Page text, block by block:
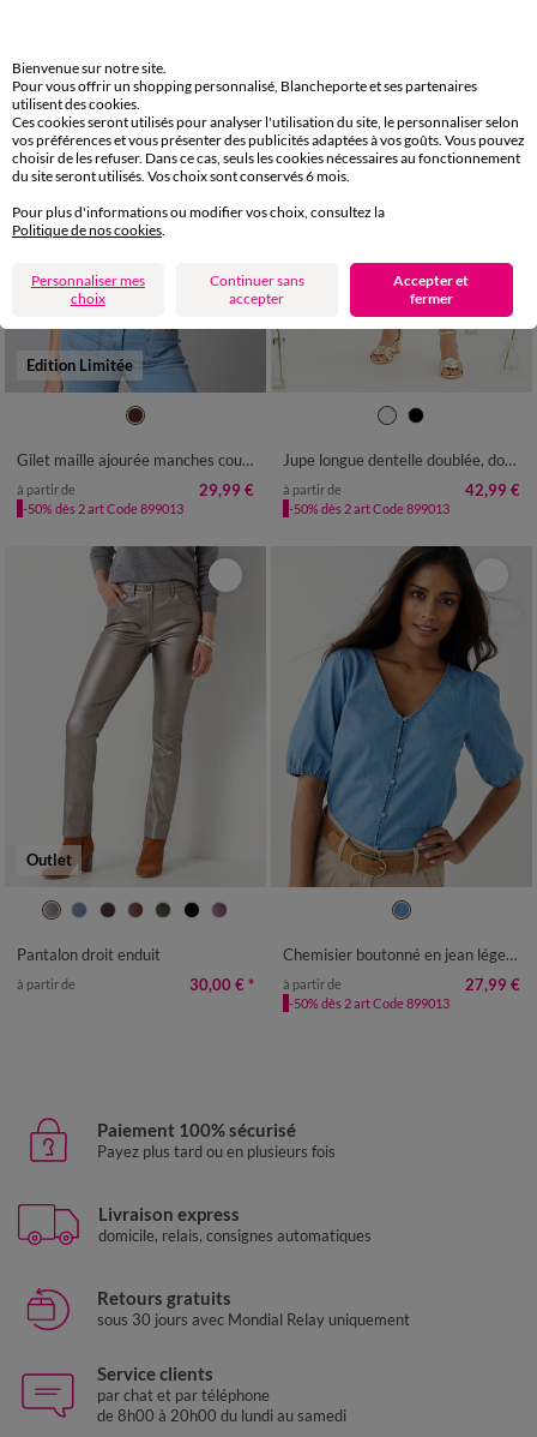
Edition Limitée
38/40 42/44
Gilet maille ajourée manches coude
à partir de 29,99 €
-50% dès 2 art Code 899013
40 42 44
Jupe longue dentelle doublée, dos fendu
à partir de 42,99 €
-50% dès 2 art Code 899013
Outlet
36 38 40 42 44 46
48
Pantalon droit enduit
à partir de 30,00 € *
42
Chemisier boutonné en jean léger, manches coudes
à partir de 27,99 €
-50% dès 2 art Code 899013
Paiement 100% sécurisé
Payez plus tard ou en plusieurs fois
Livraison express
domicile, relais, consignes automatiques
Retours gratuits
sous 30 jours avec Mondial Relay uniquement
Service clients
par chat et par téléphone
de 8h00 à 20h00 du lundi au samedi
Bienvenue sur notre site.
Pour vous offrir un shopping personnalisé, Blancheporte et ses partenaires
utilisent des cookies.
Ces cookies seront utilisés pour analyser l'utilisation du site, le personnaliser selon
vos préférences et vous présenter des publicités adaptées à vos goûts. Vous pouvez
choisir de les refuser. Dans ce cas, seuls les cookies nécessaires au fonctionnement
du site seront utilisés. Vos choix sont conservés 6 mois.
Pour plus d'informations ou modifier vos choix, consultez la
Politique de nos cookies
Personnaliser mes
choix
Continuer sans
accepter
Accepter et
fermer